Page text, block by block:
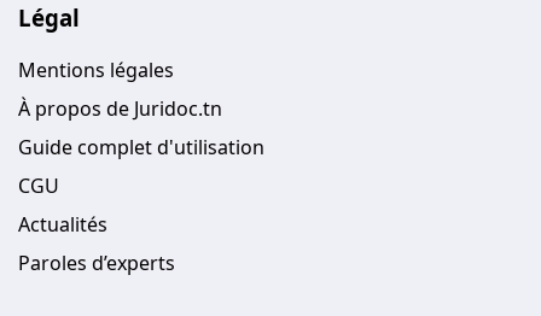
Légal
Mentions légales
À propos de Juridoc.tn
Guide complet d'utilisation
CGU
Actualités
Paroles d’experts